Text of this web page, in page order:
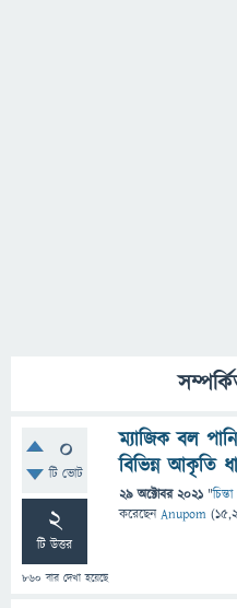
0
টি ভোট
2
টি উত্তর
860 বার দেখা হয়েছে
ম্যাজিক বল
বিভিন্ন আকৃতি
29 অক্টোবর 2021 "
করেছেনAnupom (